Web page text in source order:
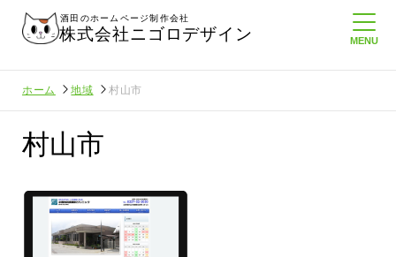
酒田のホームページ制作会社
株式会社ニゴロデザイン
ホーム 地域 村山市
村山市